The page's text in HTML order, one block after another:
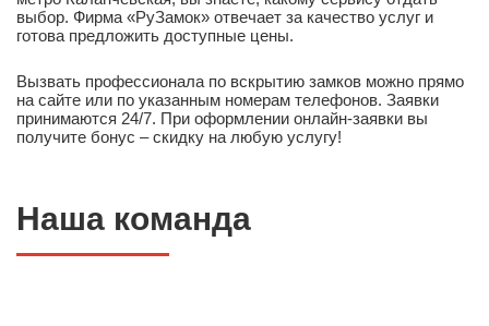
выбор. Фирма «РуЗамок» отвечает за качество услуг и
готова предложить доступные цены.
Вызвать профессионала по вскрытию замков можно прямо
на сайте или по указанным номерам телефонов. Заявки
принимаются 24/7. При оформлении онлайн-заявки вы
получите бонус – скидку на любую услугу!
Наша команда